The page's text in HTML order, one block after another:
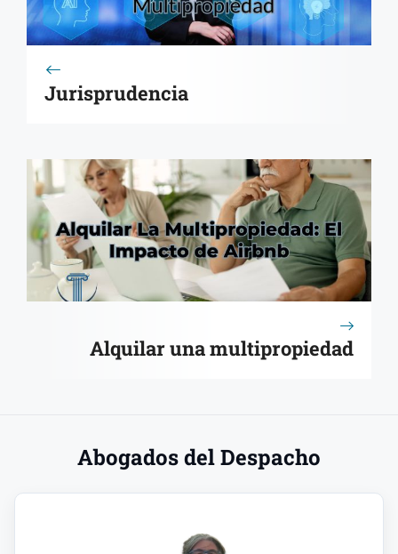
Jurisprudencia
Alquilar una multipropiedad
Abogados del Despacho